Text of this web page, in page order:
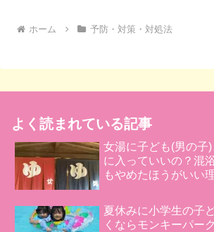
ホーム 予防・対策・対処法
よく読まれている記事
女湯に子ども(男の子
に入っていいの？混
もやめたほうがいい
夏休みに小学生の子
くならモンキーパー